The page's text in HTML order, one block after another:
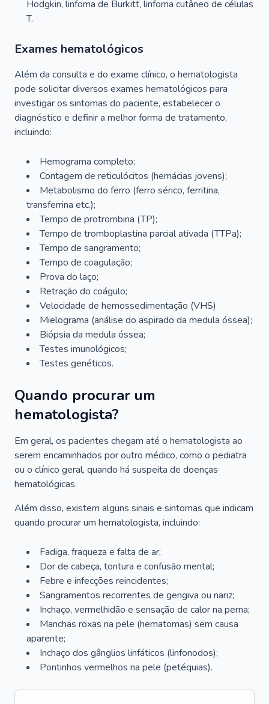
Hodgkin, linfoma de Burkitt, linfoma cutâneo de células
T.
Exames hematológicos
Além da consulta e do exame clínico, o hematologista
pode solicitar diversos exames hematológicos para
investigar os sintomas do paciente, estabelecer o
diagnóstico e definir a melhor forma de tratamento,
incluindo:
Hemograma completo;
Contagem de reticulócitos (hemácias jovens);
Metabolismo do ferro (ferro sérico, ferritina,
transferrina etc.);
Tempo de protrombina (TP);
Tempo de tromboplastina parcial ativada (TTPa);
Tempo de sangramento;
Tempo de coagulação;
Prova do laço;
Retração do coágulo;
Velocidade de hemossedimentação (VHS)
Mielograma (análise do aspirado da medula óssea);
Biópsia da medula óssea;
Testes imunológicos;
Testes genéticos.
Quando procurar um
hematologista?
Em geral, os pacientes chegam até o hematologista ao
serem encaminhados por outro médico, como o pediatra
ou o clínico geral, quando há suspeita de doenças
hematológicas.
Além disso, existem alguns sinais e sintomas que indicam
quando procurar um hematologista, incluindo:
Fadiga, fraqueza e falta de ar;
Dor de cabeça, tontura e confusão mental;
Febre e infecções reincidentes;
Sangramentos recorrentes de gengiva ou nariz;
Inchaço, vermelhidão e sensação de calor na perna;
Manchas roxas na pele (hematomas) sem causa
aparente;
Inchaço dos gânglios linfáticos (linfonodos);
Pontinhos vermelhos na pele (petéquias).